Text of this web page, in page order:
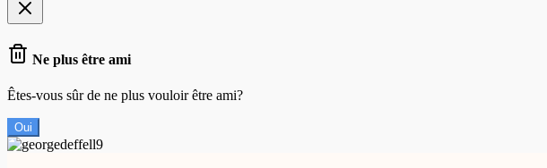
Ne plus être ami
Êtes-vous sûr de ne plus vouloir être ami?
Oui